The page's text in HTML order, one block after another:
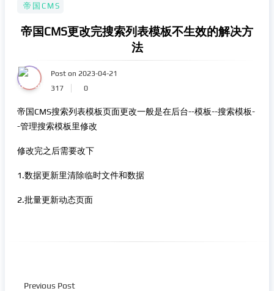
帝国CMS
帝国CMS更改完搜索列表模板不生效的解决方
法
Post on 2023-04-21
317
0
帝国CMS搜索列表模板页面更改一般是在后台--模板--搜索模板-
-管理搜索模板里修改
修改完之后需要改下
1.数据更新里清除临时文件和数据
2.批量更新动态页面
Previous Post